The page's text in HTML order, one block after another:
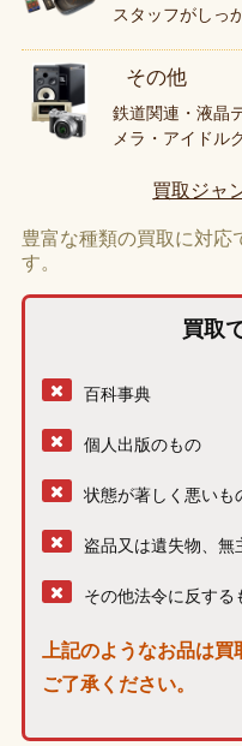
スタッフがしっ
その他
鉄道関連・液晶
メラ・アイドル
買取ジャ
豊富な種類の買取に対応
す。
買取
百科事典
個人出版のもの
状態が著しく悪いも
盗品又は遺失物、無
その他法令に反する
上記のようなお品は
ご了承ください。